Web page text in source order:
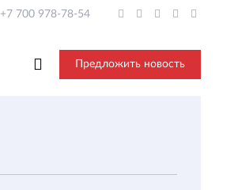
+7 700 978-78-54
Предложить новость